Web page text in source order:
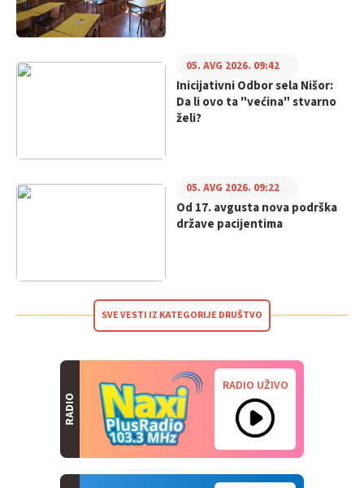
Inicijativni Odbor sela Nišor:
Da li ovo ta "većina" stvarno
želi?
05. AVG 2026. 09:42
Od 17. avgusta nova podrška
države pacijentima
05. AVG 2026. 09:22
SVE VESTI IZ KATEGORIJE DRUŠTVO
RADIO
RADIO UŽIVO